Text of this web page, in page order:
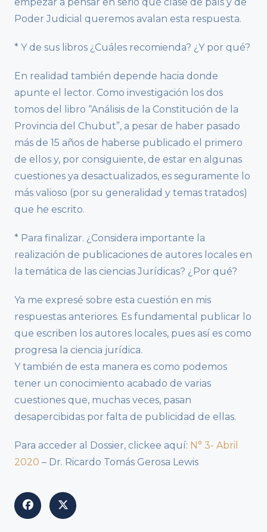
Poder Judicial queremos avalan esta respuesta.
* Y de sus libros ¿Cuáles recomienda? ¿Y por qué?
En realidad también depende hacia donde
apunte el lector. Como investigación los dos
tomos del libro “Análisis de la Constitución de la
Provincia del Chubut”, a pesar de haber pasado
más de 15 años de haberse publicado el primero
de ellos y, por consiguiente, de estar en algunas
cuestiones ya desactualizados, es seguramente lo
más valioso (por su generalidad y temas tratados)
que he escrito.
* Para finalizar. ¿Considera importante la
realización de publicaciones de autores locales en
la temática de las ciencias Jurídicas? ¿Por qué?
Ya me expresé sobre esta cuestión en mis
respuestas anteriores. Es fundamental publicar lo
que escriben los autores locales, pues así es como
progresa la ciencia jurídica.
Y también de esta manera es como podemos
tener un conocimiento acabado de varias
cuestiones que, muchas veces, pasan
desapercibidas por falta de publicidad de ellas.
Para acceder al Dossier, clickee aquí: N° 3- Abril
2020 – Dr. Ricardo Tomás Gerosa Lewis